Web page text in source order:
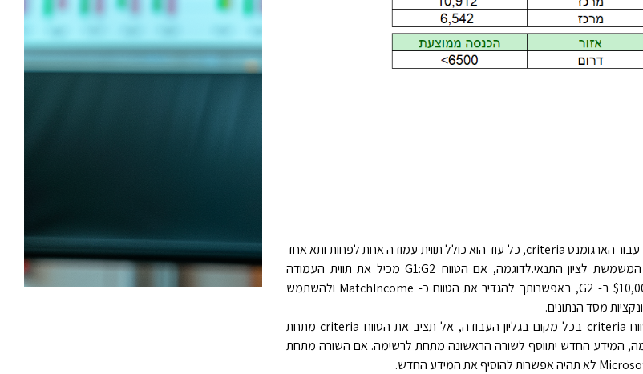
באפשרותך להשתמש בכל טווח עבור הארגומנט criteria, כל עוד הוא כולל תווית עמודה אחת לפחות ותא אחד
לפחות מתחת לתווית העמודה המשמשת לציון התנאי.לדוגמה, אם הטווח G1:G2 מכיל את תווית העמודה
Income ב- G1 ואת הכמות $10,000 ב- G2, באפשרותך להגדיר את הטווח כ- MatchIncome ולהשתמש
אף על פי שניתן למקם את הטווח criteria בכל מקום בגליון העבודה, אל תציב את הטווח criteria מתחת
המידע החדש יתווסף לשורה הראשונה מתחת לרשימה. אם השורה מתחת